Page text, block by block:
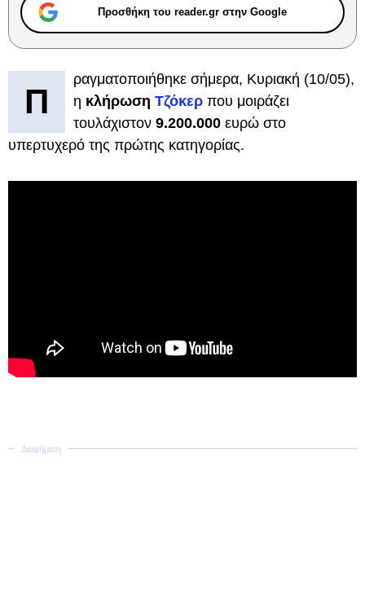
Προσθήκη του reader.gr στην Google
Π
ραγματοποιήθηκε σήμερα, Κυριακή (10/05),
η κλήρωση Τζόκερ που μοιράζει
τουλάχιστον 9.200.000 ευρώ στο
υπερτυχερό της πρώτης κατηγορίας.